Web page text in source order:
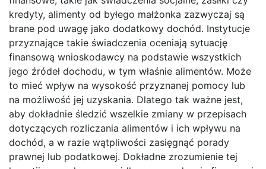
kredyty, alimenty od byłego małżonka zazwyczaj są
brane pod uwagę jako dodatkowy dochód. Instytucje
przyznające takie świadczenia oceniają sytuację
finansową wnioskodawcy na podstawie wszystkich
jego źródeł dochodu, w tym właśnie alimentów. Może
to mieć wpływ na wysokość przyznanej pomocy lub
na możliwość jej uzyskania. Dlatego tak ważne jest,
aby dokładnie śledzić wszelkie zmiany w przepisach
dotyczących rozliczania alimentów i ich wpływu na
dochód, a w razie wątpliwości zasięgnąć porady
prawnej lub podatkowej. Dokładne zrozumienie tej